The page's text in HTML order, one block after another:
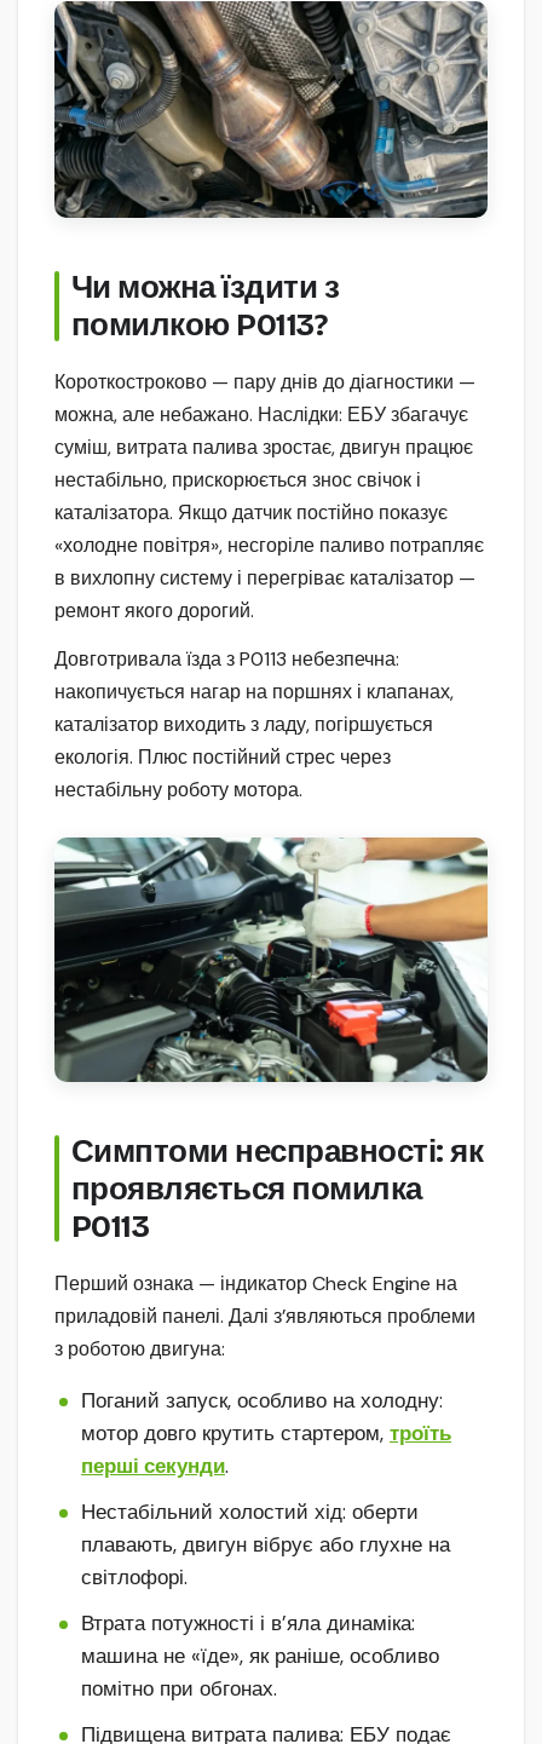
Чи можна їздити з
помилкою P0113?
Короткостроково — пару днів до діагностики —
можна, але небажано. Наслідки: ЕБУ збагачує
суміш, витрата палива зростає, двигун працює
нестабільно, прискорюється знос свічок і
каталізатора. Якщо датчик постійно показує
«холодне повітря», несгоріле паливо потрапляє
в вихлопну систему і перегріває каталізатор —
ремонт якого дорогий.
Довготривала їзда з P0113 небезпечна:
накопичується нагар на поршнях і клапанах,
каталізатор виходить з ладу, погіршується
екологія. Плюс постійний стрес через
нестабільну роботу мотора.
Симптоми несправності: як
проявляється помилка
P0113
Перший ознака — індикатор Check Engine на
приладовій панелі. Далі з’являються проблеми
з роботою двигуна:
Поганий запуск, особливо на холодну:
мотор довго крутить стартером, троїть
перші секунди.
Нестабільний холостий хід: оберти
плавають, двигун вібрує або глухне на
світлофорі.
Втрата потужності і в’яла динаміка:
машина не «їде», як раніше, особливо
помітно при обгонах.
Підвищена витрата палива: ЕБУ подає